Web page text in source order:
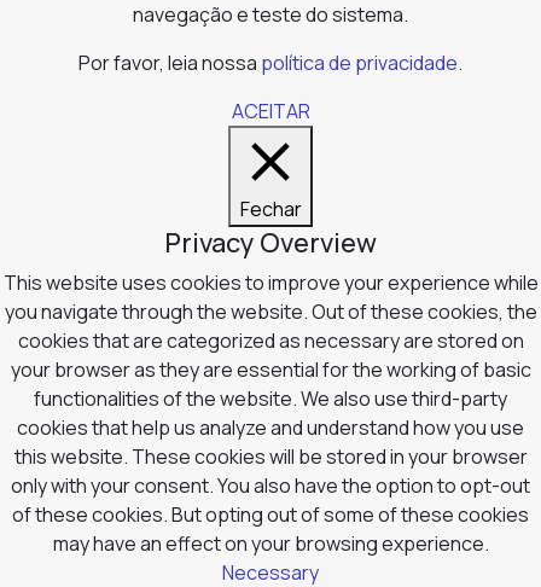
navegação e teste do sistema.
Por favor, leia nossa política de privacidade.
ACEITAR
Fechar
Privacy Overview
This website uses cookies to improve your experience while
you navigate through the website. Out of these cookies, the
cookies that are categorized as necessary are stored on
your browser as they are essential for the working of basic
functionalities of the website. We also use third-party
cookies that help us analyze and understand how you use
this website. These cookies will be stored in your browser
only with your consent. You also have the option to opt-out
of these cookies. But opting out of some of these cookies
may have an effect on your browsing experience.
Necessary